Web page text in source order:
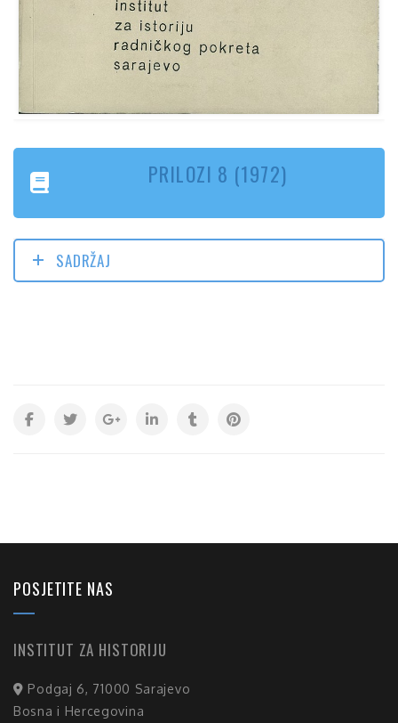
PRILOZI 8 (1972)
SADRŽAJ
POSJETITE NAS
INSTITUT ZA HISTORIJU
Podgaj 6, 71000 Sarajevo
Bosna i Hercegovina